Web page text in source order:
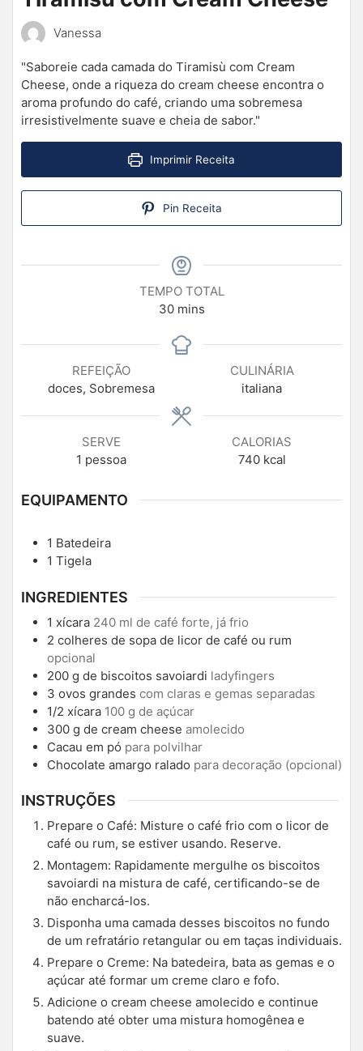
Vanessa
"Saboreie cada camada do Tiramisù com Cream
Cheese, onde a riqueza do cream cheese encontra o
aroma profundo do café, criando uma sobremesa
irresistivelmente suave e cheia de sabor."
Imprimir Receita
Pin Receita
TEMPO TOTAL
30 mins
REFEIÇÃO
doces, Sobremesa
CULINÁRIA
italiana
SERVE
1 pessoa
CALORIAS
740 kcal
EQUIPAMENTO
1 Batedeira
1 Tigela
INGREDIENTES
1 xícara 240 ml de café forte, já frio
2 colheres de sopa de licor de café ou rum
opcional
200 g de biscoitos savoiardi ladyfingers
3 ovos grandes com claras e gemas separadas
1/2 xícara 100 g de açúcar
300 g de cream cheese amolecido
Cacau em pó para polvilhar
Chocolate amargo ralado para decoração (opcional)
INSTRUÇÕES
Prepare o Café: Misture o café frio com o licor de
café ou rum, se estiver usando. Reserve.
Montagem: Rapidamente mergulhe os biscoitos
savoiardi na mistura de café, certificando-se de
não encharcá-los.
Disponha uma camada desses biscoitos no fundo
de um refratário retangular ou em taças individuais.
Prepare o Creme: Na batedeira, bata as gemas e o
açúcar até formar um creme claro e fofo.
Adicione o cream cheese amolecido e continue
batendo até obter uma mistura homogênea e
suave.